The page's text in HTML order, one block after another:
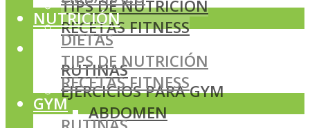
TIPS DE NUTRICIÓN
RECETAS FITNESS
GYM
RUTINAS
EJERCICIOS PARA GYM
ABDOMEN
NUTRICIÓN
DIETAS
TIPS DE NUTRICIÓN
RECETAS FITNESS
GYM